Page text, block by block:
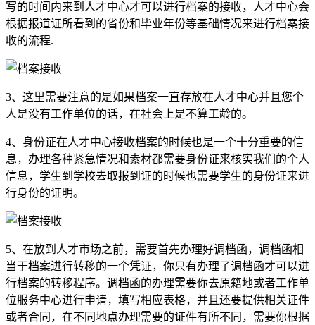
写的时间内来到人才中心才可以进行档案的接收，人才中心会
根据报道证所看到的省份和毕业年份等基础情况来进行档案接
收的流程.
3、这里需要注意的是如果档案一直存放在人才中心并且您个
人是没有工作单位的话，在社会上是不算工龄的。
4、身份证在人才中心接收档案的时候也是一个十分重要的信
息，办理各种紧急情况和素材都需要身份证来核实我们的个人
信息，学生到学校去取报到证的时候也需要学生的身份证来进
行身份的证明。
5、在放到人才市场之前，需要首先办理好调档函，调档函相
当于档案进行转移的一个凭证，你只有办理了调档函才可以进
行档案的转移程序。调档函的办理需要你去原籍地或者工作单
位服务中心进行申请，填写相应表格，并且还要提供相关证件
或者合同，在不同地点办理需要的证件有所不同，需要你根据